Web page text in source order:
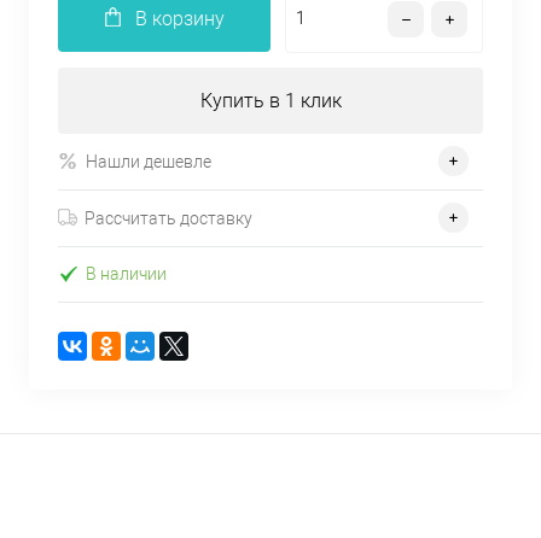
В корзину
Купить в 1 клик
Нашли дешевле
Рассчитать доставку
В наличии